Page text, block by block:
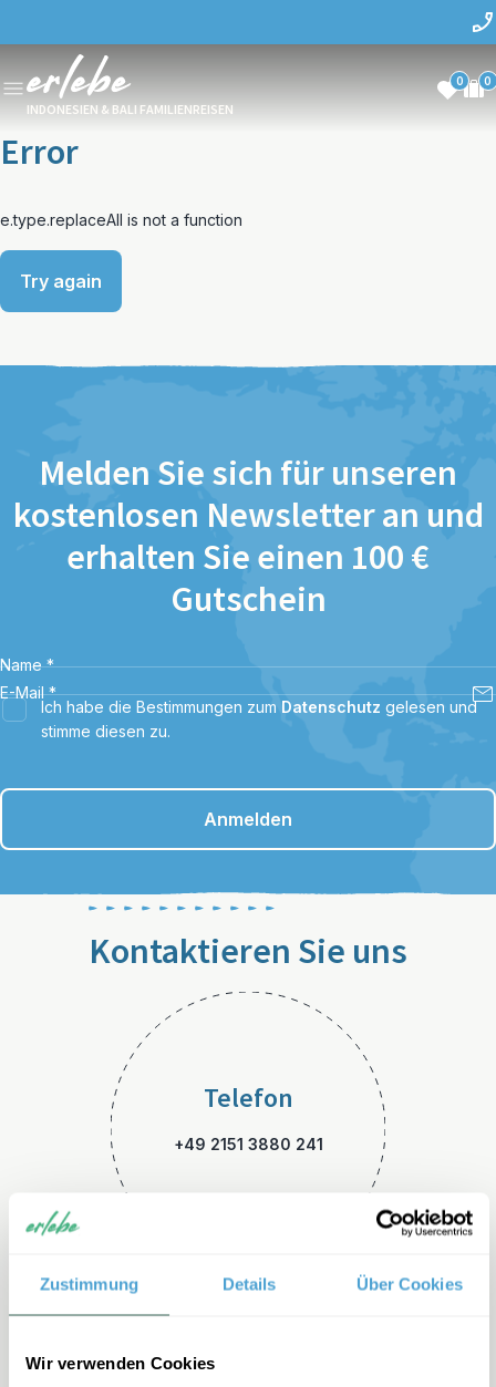
Zustimmung Details Über Cookies
Wir verwenden Cookies
INDONESIEN & BALI FAMILIENREISEN
0 0
Error
e.type.replaceAll is not a function
Try again
Melden Sie sich für unseren
kostenlosen Newsletter an und
erhalten Sie einen 100 €
Gutschein
Name *
E-Mail *
Ich habe die Bestimmungen zum Datenschutz gelesen und
stimme diesen zu.
Anmelden
Kontaktieren Sie uns
Telefon
+49 2151 3880 241
E-Mail